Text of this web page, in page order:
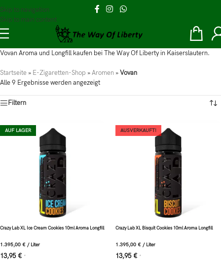
Skip to navigation
Skip to main content
Vovan Aroma und Longfill kaufen bei The Way Of Liberty in Kaiserslautern.
Startseite » E-Zigaretten-Shop »Aromen »Vovan
Alle 9 Ergebnisse werden angezeigt
Filtern
AUF LAGER
Crazy Lab XL Ice Cream Cookies 10ml Aroma Longfill
1.395,00 € / Liter
13,95 € *
AUSVERKAUFT!
Crazy Lab XL Bisquit Cookies 10ml Aroma Longfill
1.395,00 € / Liter
13,95 € *